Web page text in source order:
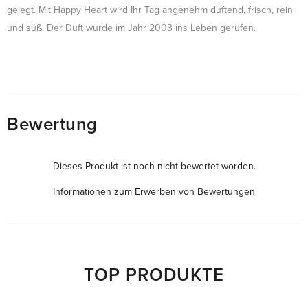
gelegt. Mit Happy Heart wird Ihr Tag angenehm duftend, frisch, rein
und süß. Der Duft wurde im Jahr 2003 ins Leben gerufen.
Bewertung
Dieses Produkt ist noch nicht bewertet worden.
Informationen zum Erwerben von Bewertungen
TOP PRODUKTE